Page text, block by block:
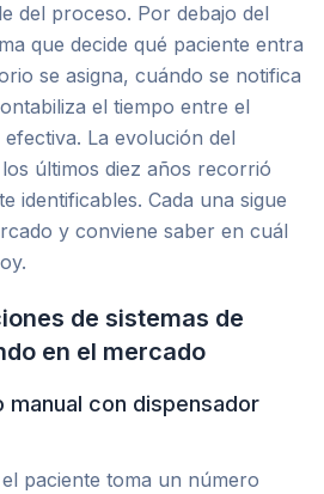
del proceso. Por debajo del
que decide qué paciente entra
se asigna, cuándo se notifica
el tiempo entre el
La evolución del
últimos diez años recorrió
identificables. Cada una sigue
y conviene saber en cuál
de sistemas de
en el mercado
manual con dispensador
paciente toma un número